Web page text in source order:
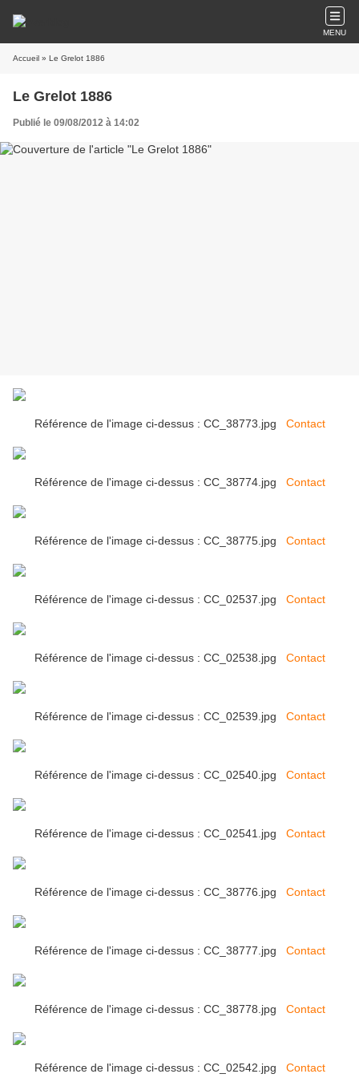
MENU
Accueil » Le Grelot 1886
Le Grelot 1886
Publié le 09/08/2012 à 14:02
Référence de l'image ci-dessus : CC_38773.jpg Contact
Référence de l'image ci-dessus : CC_38774.jpg Contact
Référence de l'image ci-dessus : CC_38775.jpg Contact
Référence de l'image ci-dessus : CC_02537.jpg Contact
Référence de l'image ci-dessus : CC_02538.jpg Contact
Référence de l'image ci-dessus : CC_02539.jpg Contact
Référence de l'image ci-dessus : CC_02540.jpg Contact
Référence de l'image ci-dessus : CC_02541.jpg Contact
Référence de l'image ci-dessus : CC_38776.jpg Contact
Référence de l'image ci-dessus : CC_38777.jpg Contact
Référence de l'image ci-dessus : CC_38778.jpg Contact
Référence de l'image ci-dessus : CC_02542.jpg Contact